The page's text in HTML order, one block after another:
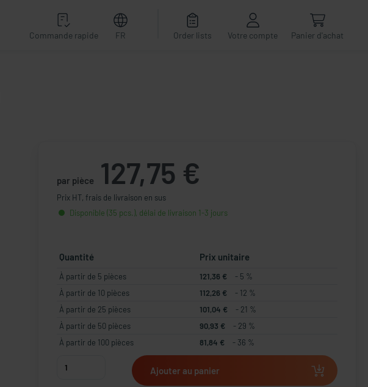
Commande rapide FR Order lists Votre compte Panier d'achat
par pièce 127,75 €
Prix HT, frais de livraison en sus
Disponible (35 pcs.), délai de livraison 1-3 jours
Quantité Prix unitaire
À partir de 5 pièces 121,36 €
- 5 %
À partir de 10 pièces
112,26 €
- 12 %
À partir de 25 pièces
101,04 €
- 21 %
À partir de 50 pièces
90,93 €
- 29 %
À partir de 100 pièces
81,84 € - 36 %
Ajouter au panier